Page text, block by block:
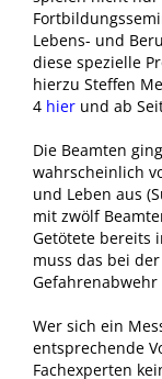
Lebens- und
diese spezielle
hierzu Steffen
4 hierund ab
Die Beamten
wahrscheinlich
und Leben aus
mit zwölf
Getötete bereits
muss das bei
Wer sich ein
entsprechende
Fachexperten